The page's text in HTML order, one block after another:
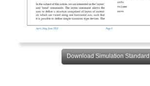
Download Simulation Standard